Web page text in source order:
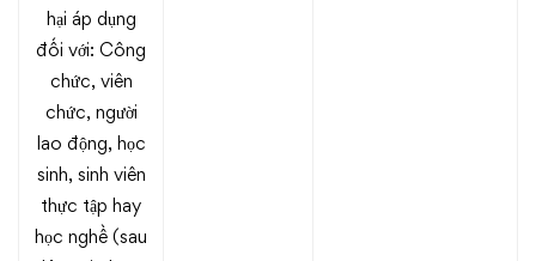
hại áp dụng
đối với: Công
chức, viên
chức, người
lao động, học
sinh, sinh viên
thực tập hay
học nghề (sau